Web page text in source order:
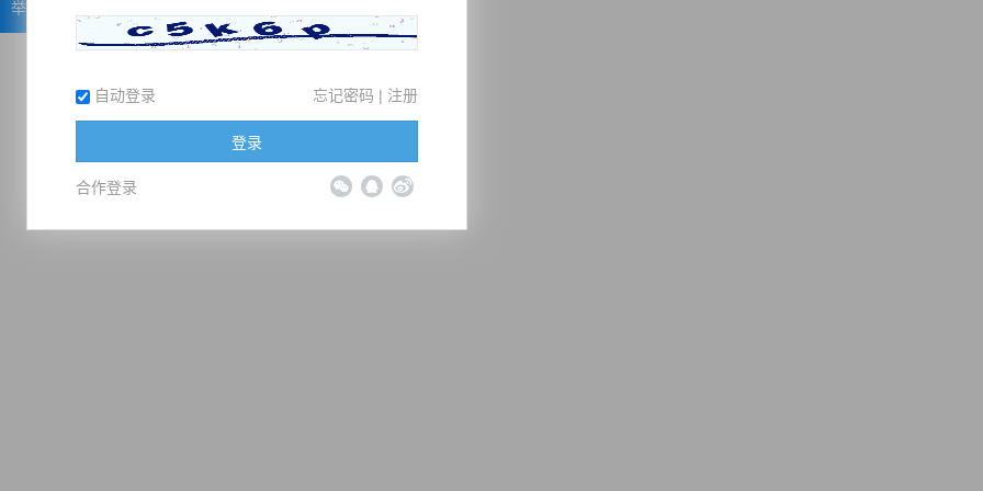
举报
自动登录 忘记密码 | 注册
登录
合作登录